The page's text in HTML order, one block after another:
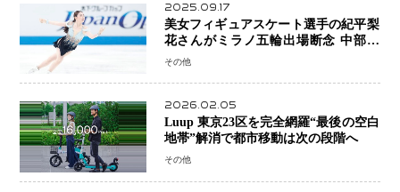
2025.09.17
美女フィギュアスケート選手の紀平梨
花さんがミラノ五輪出場断念 中部選
手権欠場を発表「安全最優先の判断」
その他
2026.02.05
Luup 東京23区を完全網羅“最後の空白
地帯”解消で都市移動は次の段階へ
その他